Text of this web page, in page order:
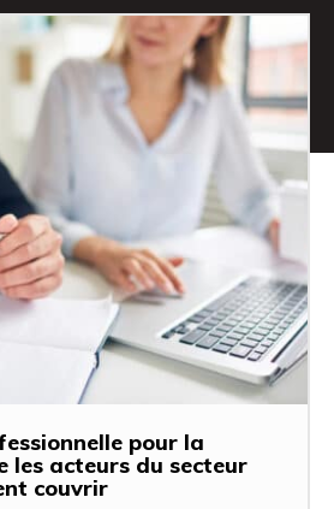
pour la
les acteurs du secteur
couvrir